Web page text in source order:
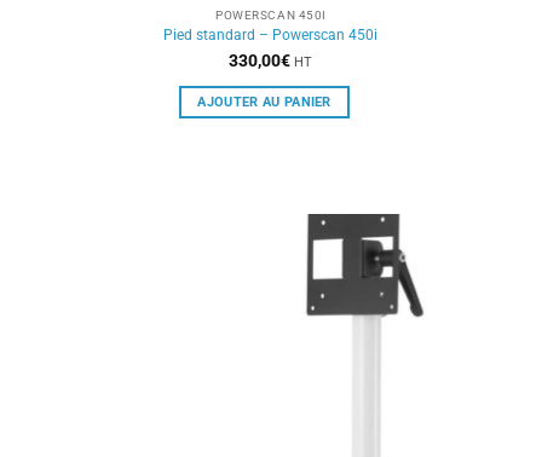
POWERSCAN 450I
Pied standard – Powerscan 450i
330,00€ HT
AJOUTER AU PANIER